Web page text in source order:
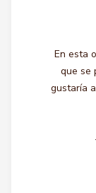
En esta
que se
gustaría